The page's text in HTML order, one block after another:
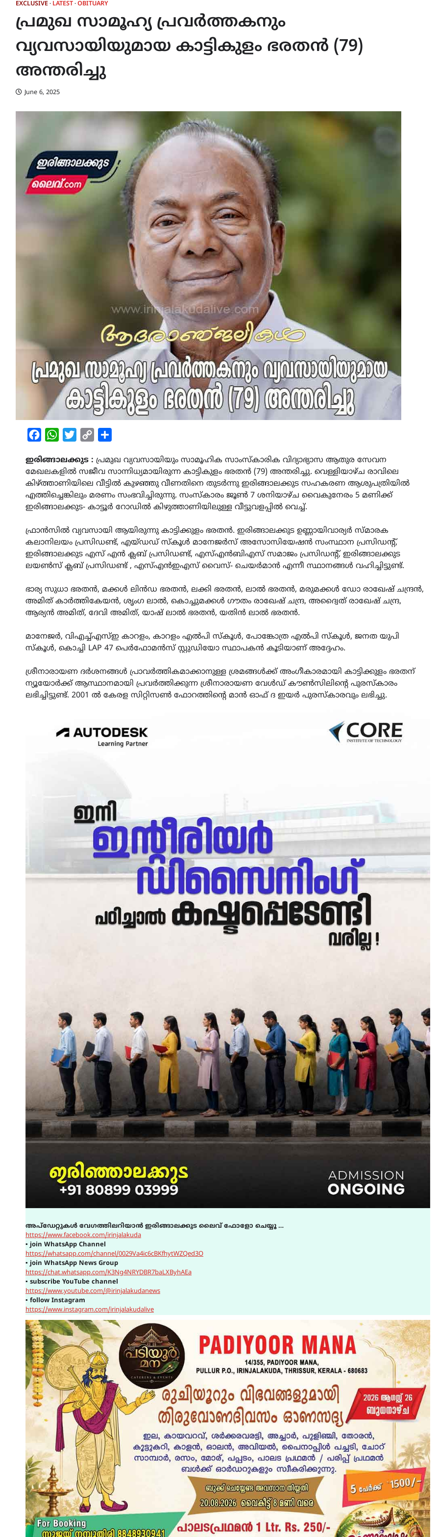
EXCLUSIVE LATEST OBITUARY
പ്രമുഖ സാമൂഹ്യ പ്രവർത്തകനും
വ്യവസായിയുമായ കാട്ടികുളം ഭരതൻ (79)
അന്തരിച്ചു
June 6, 2025
FacebookWhatsAppTwitterCopy
ഇരിങ്ങാലക്കുട : പ്രമുഖ വ്യവസായിയും സാമൂഹിക സാംസ്കാരിക വിദ്യാഭ്യാസ ആതുര സേവന
മേഖലകളിൽ സജീവ സാന്നിധ്യമായിരുന്ന കാട്ടികുളം ഭരതൻ (79) അന്തരിച്ചു. വെള്ളിയാഴ്ച രാവിലെ
കിഴ്ത്താണിയിലെ വീട്ടിൽ കുഴഞ്ഞു വീണതിനെ തുടർന്നു ഇരിങ്ങാലക്കുട സഹകരണ ആശുപത്രിയിൽ
എത്തിച്ചെങ്കിലും മരണം സംഭവിച്ചിരുന്നു. സംസ്കാരം ജൂൺ 7 ശനിയാഴ്ച വൈകുനേരം 5 മണിക്ക്
ഇരിങ്ങാലക്കുട- കാട്ടൂര്‍ റോഡില്‍ കിഴുത്താണിയിലുള്ള വീട്ടുവളപ്പില്‍ വെച്ച്.
ഫ്രാൻ‌സിൽ വ്യവസായി ആയിരുന്നു കാട്ടിക്കുളം ഭരതൻ. ഇരിങ്ങാലക്കുട ഉണ്ണായിവാര്യർ സ്മാരക
കലാനിലയം പ്രസിഡണ്ട്, എയ്ഡഡ് സ്കൂൾ മാനേജർസ് അസോസിയേഷൻ സംസ്ഥാന പ്രസിഡന്റ്,
ഇരിങ്ങാലക്കുട എസ് എൻ ക്ലബ് പ്രസിഡണ്ട്, എസ്എൻബിഎസ് സമാജം പ്രസിഡന്റ്, ഇരിങ്ങാലക്കുട
ലയൺസ് ക്ലബ് പ്രസിഡണ്ട് , എസ്എൻഇഎസ് വൈസ്- ചെയർമാൻ എന്നീ സ്ഥാനങ്ങൾ വഹിച്ചിട്ടുണ്ട്.
ഭാര്യ സുധാ ഭരതൻ, മക്കൾ ലിൻഡ ഭരതൻ, ലക്കി ഭരതൻ, ലാൽ ഭരതൻ, മരുമക്കൾ ഡോ രാഖേഷ് ചന്ദ്രൻ,
അമിത് കാർത്തികേയൻ, ശൃംഗ ലാൽ, കൊച്ചുമക്കൾ ഗൗതം രാഖേഷ് ചന്ദ്ര, അദ്വൈത് രാഖേഷ് ചന്ദ്ര,
ആര്യൻ അമിത്, ദേവി അമിത്, യാഷ് ലാൽ ഭരതൻ, യതിൻ ലാൽ ഭരതൻ.
മാനേജര്‍, വിഎച്ച്എസ്ഇ കാറളം, കാറളം എല്‍പി സ്‌കൂള്‍, പോങ്കോത്ര എല്‍പി സ്‌കൂള്‍, ജനത യുപി
സ്‌കൂള്‍, കൊച്ചി LAP 47 പെര്‍ഫോമന്‍സ് സ്റ്റുഡിയോ സ്ഥാപകന്‍ കൂടിയാണ് അദ്ദേഹം.
ശ്രീനാരായണ ദർശനങ്ങൾ പ്രാവർത്തികമാക്കാനുള്ള ശ്രമങ്ങൾക്ക് അംഗീകാരമായി കാട്ടിക്കുളം ഭരതന്
ന്യൂയോർക്ക് ആസ്ഥാനമായി പ്രവർത്തിക്കുന്ന ശ്രീനാരായണ വേൾഡ് കൗൺസിലിൻ്റെ പുരസ്കാരം
ലഭിച്ചിട്ടുണ്ട്. 2001 ൽ കേരള സിറ്റിസൺ ഫോറത്തിൻ്റെ മാൻ ഓഫ് ദ ഇയർ പുരസ്കാരവും ലഭിച്ചു.
അപ്ഡേറ്റുകൾ വേഗത്തിലറിയാൻ ഇരിങ്ങാലക്കുട ലൈവ് ഫോളോ ചെയ്യൂ …
https://www.facebook.com/irinjalakuda
▪ join WhatsApp Channel
https://whatsapp.com/channel/0029Va4ic6cBKfhytWZQed3O
▪ join WhatsApp News Group
https://chat.whatsapp.com/K3Ng4NRYDBR7baLXByhAEa
▪ subscribe YouTube channel
https://www.youtube.com/@irinjalakudanews
▪ follow Instagram
https://www.instagram.com/irinjalakudalive
വെള്ളിയാഴ്ച സ്‌ക്രീൻ
ചെയ്യുന്നു
August 6, 2026